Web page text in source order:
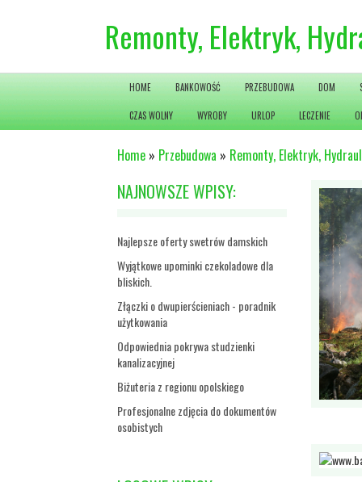
Remonty, Elektryk,
HOME BANKOWOŚĆ PRZEBUDOWA DOM
CZAS WOLNY WYROBY URLOP LECZENIE
Home » Przebudowa » Remonty, Elektryk,
NAJNOWSZE WPISY:
Najlepsze oferty swetrów damskich
Wyjątkowe upominki czekoladowe dla
bliskich.
Złączki o dwupierścieniach - poradnik
użytkowania
Odpowiednia pokrywa studzienki
kanalizacyjnej
Biżuteria z regionu opolskiego
Profesjonalne zdjęcia do dokumentów
osobistych